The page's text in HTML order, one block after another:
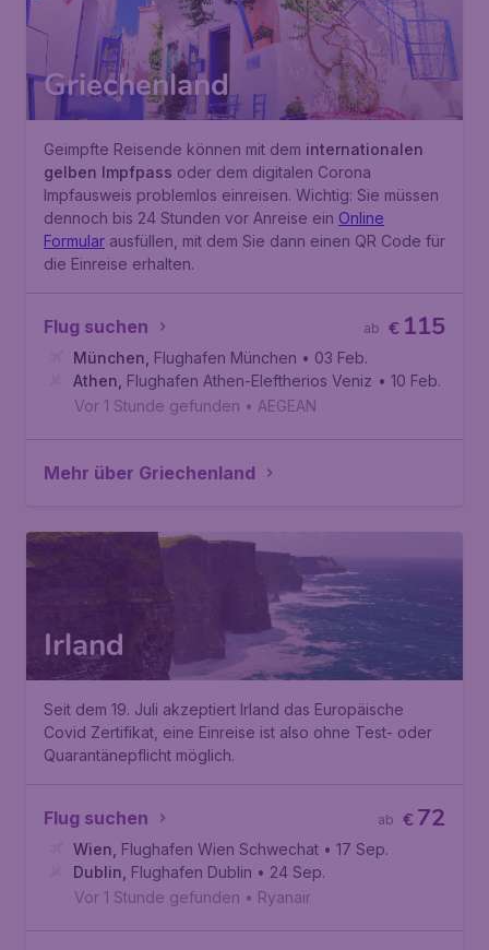
Griechenland
Geimpfte Reisende können mit dem internationalen
gelben Impfpass oder dem digitalen Corona
Impfausweis problemlos einreisen. Wichtig: Sie müssen
dennoch bis 24 Stunden vor Anreise ein Online
Formular ausfüllen, mit dem Sie dann einen QR Code für
die Einreise erhalten.
Flug suchen € 115
ab
München Flughafen München • 03 Feb.
Athen Flughafen Athen-Eleftherios Venizelos• 10 Feb.
Vor 1 Stunde gefunden • AEGEAN
Mehr über Griechenland
Irland
Seit dem 19. Juli akzeptiert Irland das Europäische
Covid Zertifikat, eine Einreise ist also ohne Test- oder
Quarantänepflicht möglich.
Flug suchen €72
ab
Wien Flughafen Wien Schwechat • 17 Sep.
Dublin Flughafen Dublin • 24 Sep.
Vor 1 Stunde gefunden • Ryanair